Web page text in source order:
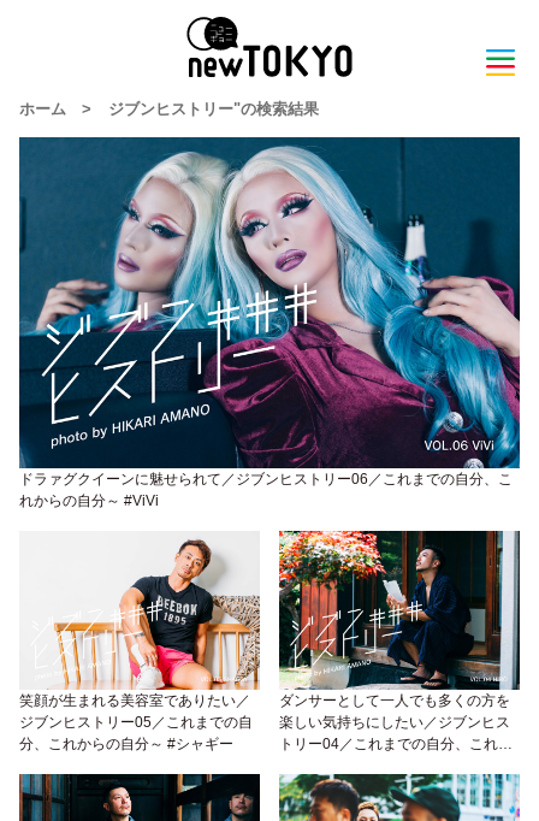
ホーム > ジブンヒストリー"の検索結果
ドラァグクイーンに魅せられて／ジブンヒストリー06／これまでの自分、こ
れからの自分～ #ViVi
笑顔が生まれる美容室でありたい／
ジブンヒストリー05／これまでの自
分、これからの自分～ #シャギー
ダンサーとして一人でも多くの方を
楽しい気持ちにしたい／ジブンヒス
トリー04／これまでの自分、これか